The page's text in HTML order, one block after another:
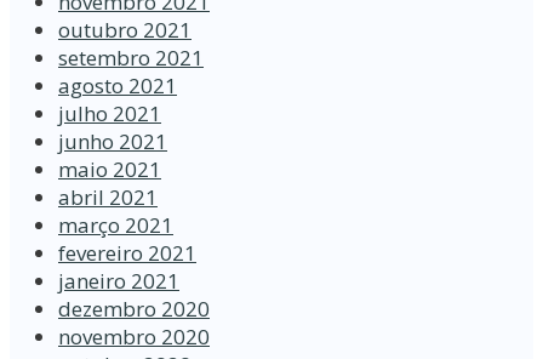
outubro 2021
setembro 2021
agosto 2021
julho 2021
junho 2021
maio 2021
abril 2021
março 2021
fevereiro 2021
janeiro 2021
dezembro 2020
novembro 2020